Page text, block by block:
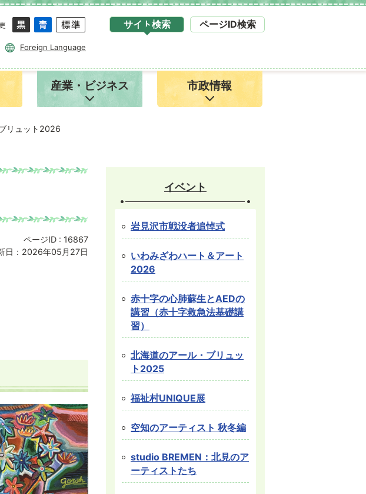
Foreign Language
サイト検索 ページID検索
ト
索
産業・ビジネス 市政情報
リュット2026
ページID : 16867
日：2026年05月27日
イベント
岩見沢市戦没者追悼式
いわみざわハート＆アート
2026
赤十字の心肺蘇生とAEDの
講習（赤十字救急法基礎講
習）
北海道のアール・ブリュッ
ト2025
福祉村UNIQUE展
空知のアーティスト 秋冬編
studio BREMEN：北見のア
ーティストたち